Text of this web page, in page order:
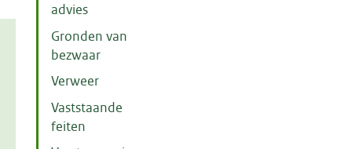
advies
Gronden van
bezwaar
Verweer
Vaststaande
feiten